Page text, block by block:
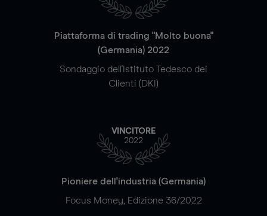
Piattaforma di trading "Molto buona"
(Germania) 2022
Sondaggio dell'Istituto Tedesco dei
Clienti (DKI)
VINCITORE
2022
Pioniere dell'industria (Germania)
Focus Money, Edizione 36/2022